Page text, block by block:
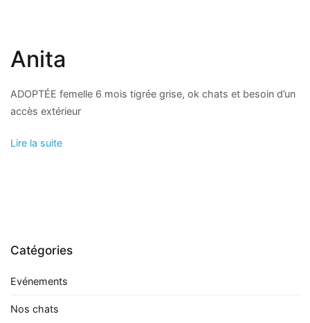
Anita
ADOPTÉE femelle 6 mois tigrée grise, ok chats et besoin d’un
accès extérieur
Lire la suite
Catégories
Evénements
Nos chats